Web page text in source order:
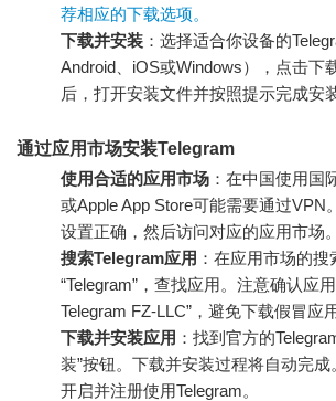
荐相应的下载选项。
下载并安装 ：选择适合你设备的
Android、iOS或Windows），点击下
后，打开安装文件并按照提示完成安
通过应用市场安装Telegram
使用合适的应用市场 ：在中国使用国
或Apple App Store可能需要通过VPN
设置正确，然后访问对应的应用市场。
搜索Telegram应用 ：在应用市场的搜
“Telegram”，查找应用。注意确认应
Telegram FZ-LLC”，避免下载假冒应用
下载并安装应用 ：找到官方的
装”按钮。下载并安装过程将自动完
开启并注册使用Telegram。